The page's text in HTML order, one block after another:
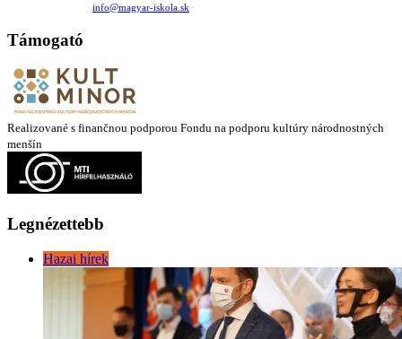
info@magyar-iskola.sk
Támogató
Realizované s finančnou podporou Fondu na podporu kultúry národnostných
menšín
Legnézettebb
Hazai hírek